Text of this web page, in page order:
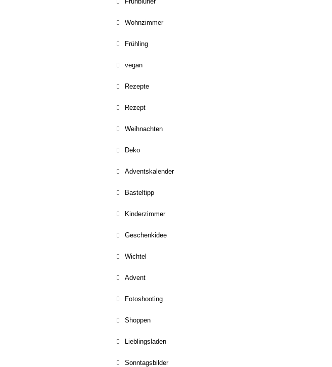
Wohnzimmer
Frühling
vegan
Rezepte
Rezept
Weihnachten
Deko
Adventskalender
Basteltipp
Kinderzimmer
Geschenkidee
Wichtel
Advent
Fotoshooting
Shoppen
Lieblingsladen
Sonntagsbilder